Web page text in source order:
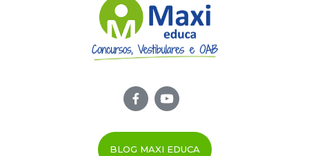
BLOG MAXI EDUCA